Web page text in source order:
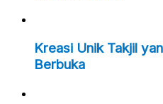
Kreasi Unik Takjil
Berbuka